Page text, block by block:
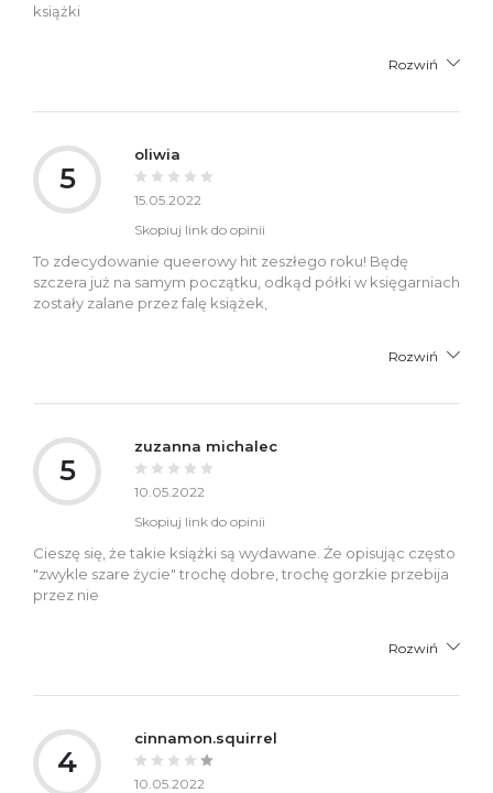
książki
Rozwiń
5
oliwia
15.05.2022
Skopiuj link do opinii
To zdecydowanie queerowy hit zeszłego roku! Będę
szczera już na samym początku, odkąd półki w księgarniach
zostały zalane przez falę książek,
Rozwiń
5
zuzanna michalec
10.05.2022
Skopiuj link do opinii
Cieszę się, że takie książki są wydawane. Że opisując często
"zwykle szare życie" trochę dobre, trochę gorzkie przebija
przez nie
Rozwiń
4
cinnamon.squirrel
10.05.2022